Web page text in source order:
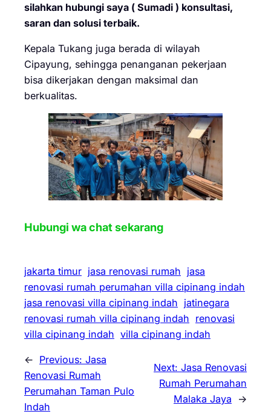
silahkan hubungi saya ( Sumadi ) konsultasi,
saran dan solusi terbaik.
Kepala Tukang juga berada di wilayah
Cipayung, sehingga penanganan pekerjaan
bisa dikerjakan dengan maksimal dan
berkualitas.
Hubungi wa chat sekarang
jakarta timur jasa renovasi rumah jasa
renovasi rumah perumahan villa cipinang indah
jasa renovasi villa cipinang indah jatinegara
renovasi rumah villa cipinang indah renovasi
villa cipinang indah villa cipinang indah
← Previous: Jasa
Renovasi Rumah
Perumahan Taman Pulo
Indah
Next: Jasa Renovasi
Rumah Perumahan
Malaka Jaya
→